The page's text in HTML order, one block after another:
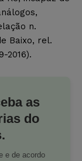
n.
Baixo, rel.
2016).
as
do
e de acordo